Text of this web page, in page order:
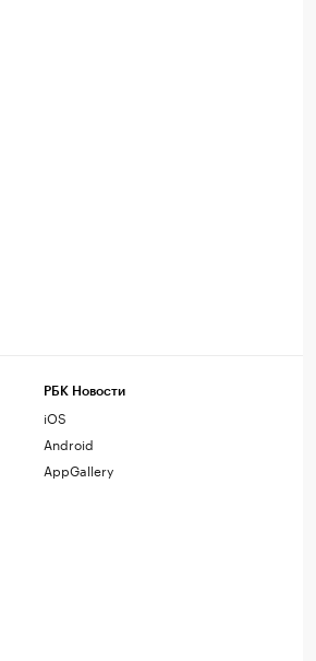
РБК Новости
iOS
Android
AppGallery